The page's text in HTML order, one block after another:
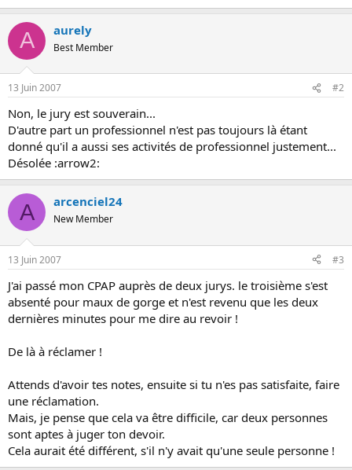
A aurely
Best Member
13 Juin 2007 #2
Non, le jury est souverain...
D'autre part un professionnel n'est pas toujours là étant
donné qu'il a aussi ses activités de professionnel justement...
Désolée :arrow2:
A arcenciel24
New Member
13 Juin 2007 #3
J'ai passé mon CPAP auprès de deux jurys. le troisième s'est
absenté pour maux de gorge et n'est revenu que les deux
dernières minutes pour me dire au revoir !
De là à réclamer !
Attends d'avoir tes notes, ensuite si tu n'es pas satisfaite, faire
une réclamation.
Mais, je pense que cela va être difficile, car deux personnes
sont aptes à juger ton devoir.
Cela aurait été différent, s'il n'y avait qu'une seule personne !